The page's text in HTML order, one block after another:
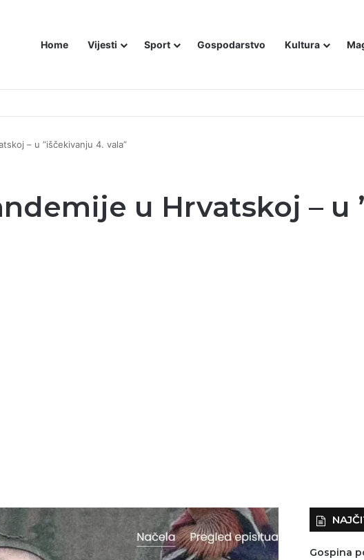
Home Vijesti Sport Gospodarstvo Kultura
način – još živom spalili su mu tijelo pred ostalim zarobljenicima logora u Dalju!
– u ”iščekivanju 4. vala”
u Hrvatskoj – u
Gospina